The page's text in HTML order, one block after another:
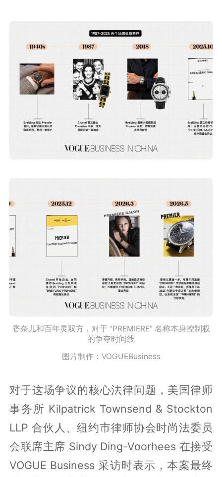
香奈儿和百年灵双方，对于 “PREMIERE” 名称本身控制权
的争夺时间线
图片制作：VOGUEBusiness
对于这场争议的核心法律问题，美国律师
事务所 Kilpatrick Townsend & Stockton
LLP 合伙人、纽约市律师协会时尚法委员
会联席主席 Sindy Ding-Voorhees 在接受
VOGUE Business 采访时表示，本案最终